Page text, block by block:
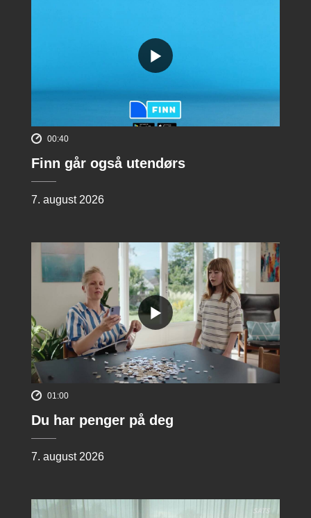
00:40
Finn går også utendørs
7. august 2026
01:00
Du har penger på deg
7. august 2026